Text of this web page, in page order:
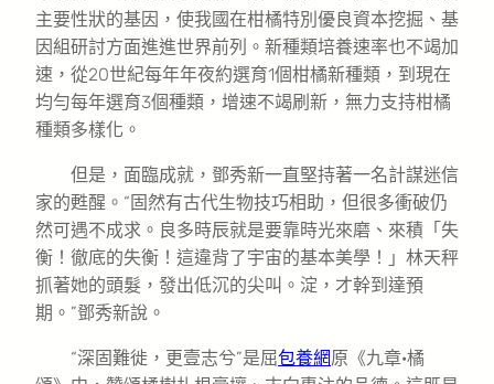
主要性狀的基因，使我國在柑橘特別優良資本挖掘、基
因組研討方面進進世界前列。新種類培養速率也不竭加
速，從20世紀每年年夜約選育1個柑橘新種類，到現在
均勻每年選育3個種類，增速不竭刷新，無力支持柑橘
種類多樣化。
但是，面臨成就，鄧秀新一直堅持著一名計謀迷信
家的甦醒。“固然有古代生物技巧相助，但很多衝破仍
然可遇不成求。良多時辰就是要靠時光來磨、來積「失
衡！徹底的失衡！這違背了宇宙的基本美學！」林天秤
抓著她的頭髮，發出低沉的尖叫。淀，才幹到達預
期。”鄧秀新說。
“深固難徙，更壹志兮”是屈包養網原《九章·橘